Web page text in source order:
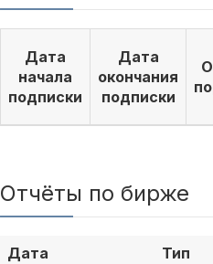
Дата
начала
подписки
Дата
окончания
подписки
Отчёты по бирже
Дата Тип